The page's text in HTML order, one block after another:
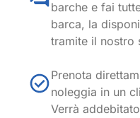
barche e fai
barca, la
tramite il nostro
Prenota
noleggia in un
Verrà